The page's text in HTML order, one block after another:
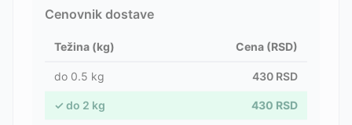
Cenovnik dostave
Težina (kg) Cena (RSD)
do 0.5 kg 430 RSD
✓ do 2 kg 430 RSD